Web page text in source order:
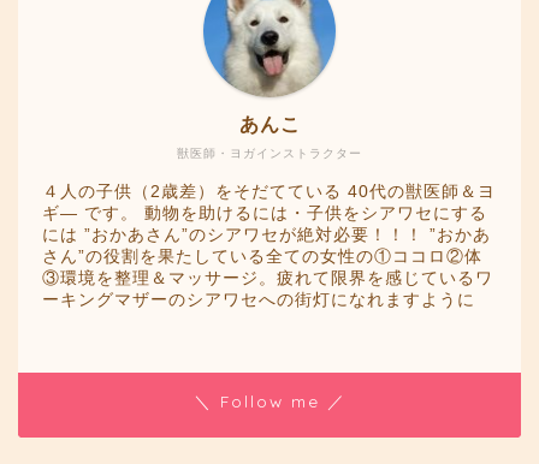
獣医師・ヨガインストラクター
あんこ
４人の子供（2歳差）をそだてている 40代の獣医師＆ヨ
ギ― です。 動物を助けるには・子供をシアワセにする
には ”おかあさん”のシアワセが絶対必要！！！ ”おかあ
さん”の役割を果たしている全ての女性の①ココロ②体
③環境を整理＆マッサージ。疲れて限界を感じているワ
ーキングマザーのシアワセへの街灯になれますように
＼ Follow me ／